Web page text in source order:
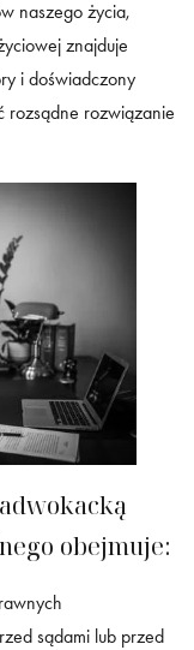
naszego życia,
znajduje
i doświadczony
rozsądne rozwiązanie
obejmuje:
sądami lub przed